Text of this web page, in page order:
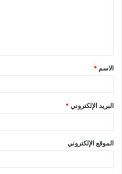
ق
*
الاسم *
البريد الإلكتروني*
الموقع الإلكتروني